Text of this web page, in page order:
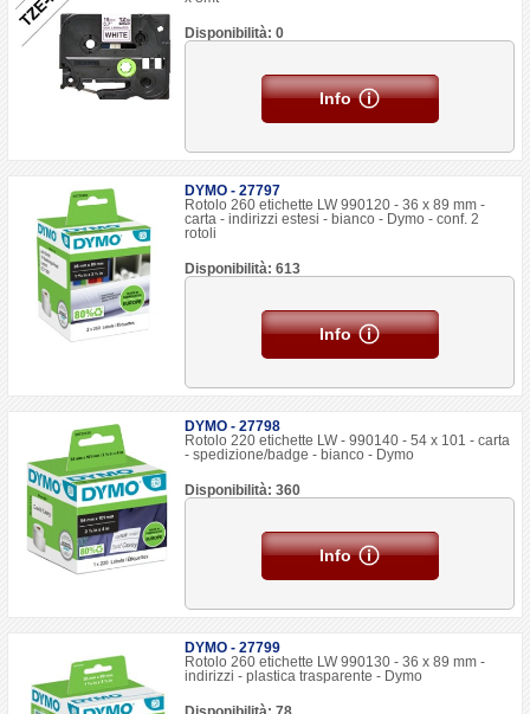
Disponibilità: 0
Info
DYMO - 27797
Rotolo 260 etichette LW 990120 - 36 x 89 mm -
carta - indirizzi estesi - bianco - Dymo - conf. 2
rotoli
Disponibilità: 613
Info
DYMO - 27798
Rotolo 220 etichette LW - 990140 - 54 x 101 - carta
- spedizione/badge - bianco - Dymo
Disponibilità: 360
Info
DYMO - 27799
Rotolo 260 etichette LW 990130 - 36 x 89 mm -
indirizzi - plastica trasparente - Dymo